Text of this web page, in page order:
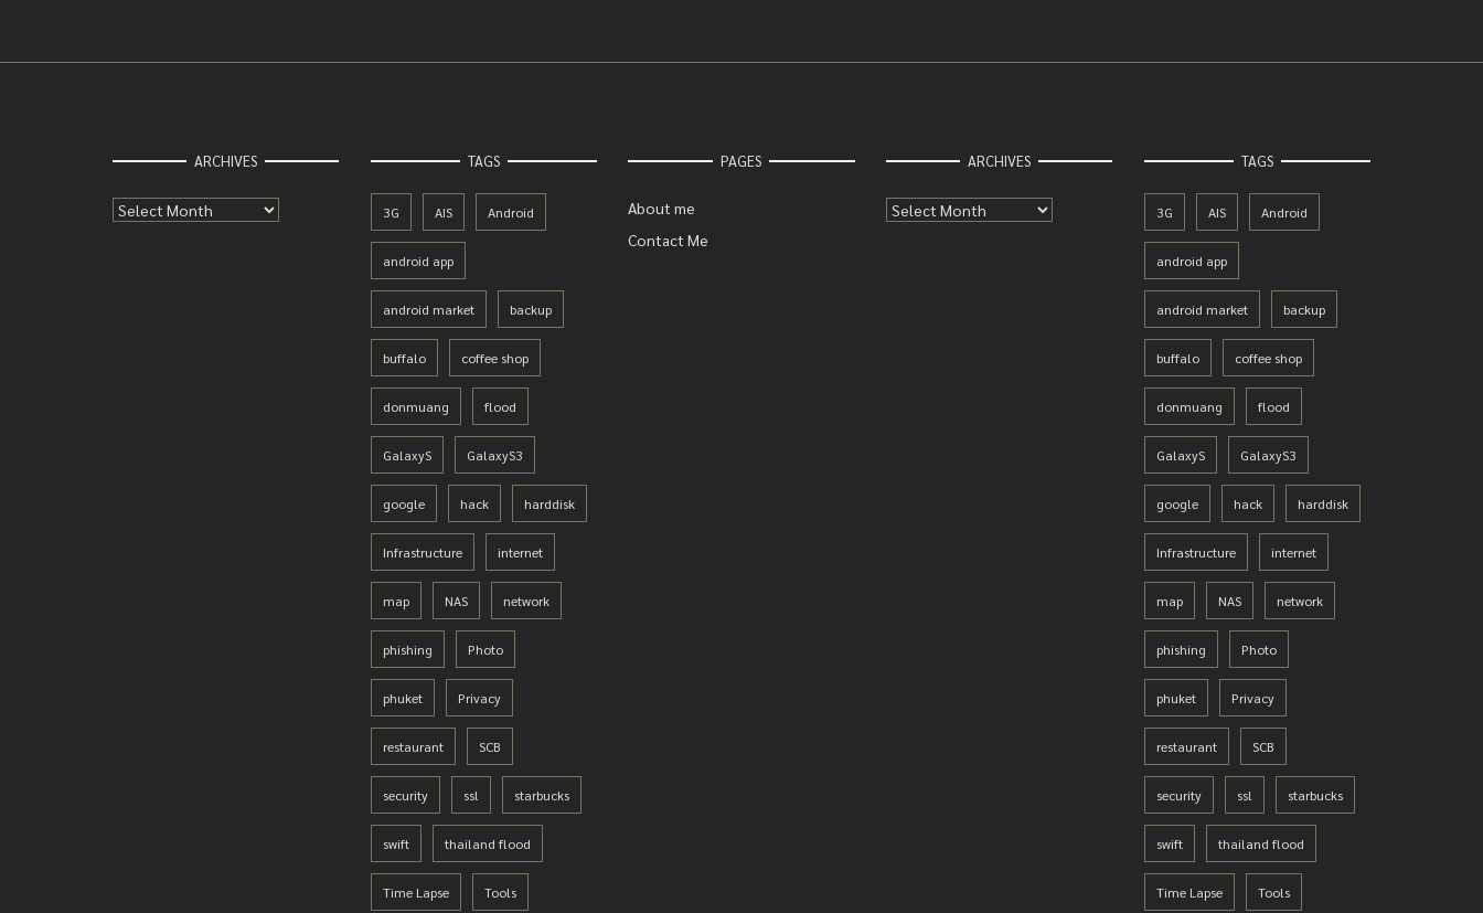
ARCHIVES
Archives
TAGS
3G AIS Android
android app
android market backup
buffalo coffee shop
donmuang flood
GalaxyS GalaxyS3
google hack harddisk
Infrastructure internet
map NAS network
phishing Photo
phuket Privacy
restaurant SCB
security ssl starbucks
swift thailand flood
Time Lapse Tools
PAGES
About me
Contact Me
ARCHIVES
Archives
TAGS
3G AIS Android
android app
android market backup
buffalo coffee shop
donmuang flood
GalaxyS GalaxyS3
google hack harddisk
Infrastructure internet
map NAS network
phishing Photo
phuket Privacy
restaurant SCB
security ssl starbucks
swift thailand flood
Time Lapse Tools